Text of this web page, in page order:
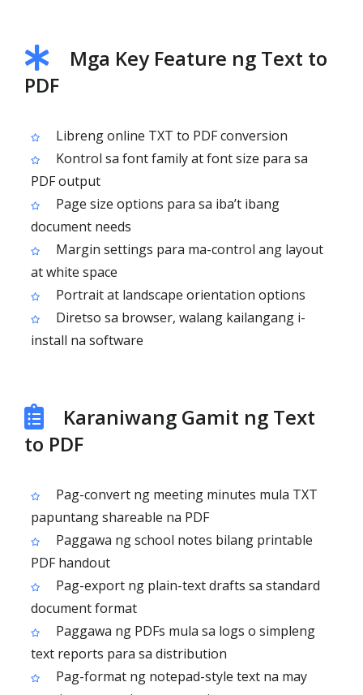
Mga Key Feature ng Text to
PDF
Libreng online TXT to PDF conversion
Kontrol sa font family at font size para sa
PDF output
Page size options para sa iba’t ibang
document needs
Margin settings para ma-control ang layout
at white space
Portrait at landscape orientation options
Diretso sa browser, walang kailangang i-
install na software
Karaniwang Gamit ng Text
to PDF
Pag-convert ng meeting minutes mula TXT
papuntang shareable na PDF
Paggawa ng school notes bilang printable
PDF handout
Pag-export ng plain-text drafts sa standard
document format
Paggawa ng PDFs mula sa logs o simpleng
text reports para sa distribution
Pag-format ng notepad-style text na may